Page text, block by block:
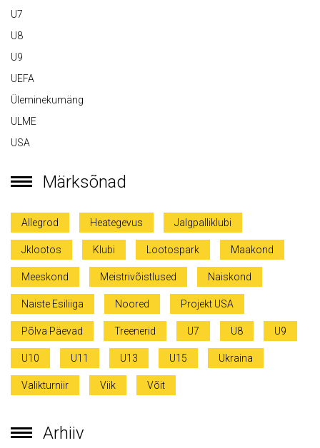
U7
U8
U9
UEFA
Üleminekumäng
ULME
USA
Märksõnad
Allegrod Heategevus Jalgpalliklubi
Jklootos Klubi Lootospark Maakond
Meeskond Meistrivõistlused Naiskond
Naiste Esiliiga Noored Projekt USA
Põlva Päevad Treenerid U7 U8 U9
U10 U11 U13 U15 Ukraina
Valikturniir Viik Võit
Arhiiv